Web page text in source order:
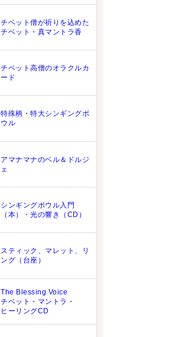
チベット僧が祈りを込めた
チベット・真マントラ香
チベット高僧のオラクルカ
ード
特殊柄・特大シンギングボ
ウル
アマナマナのベル＆ドルジ
ェ
シンギングボウル入門
（本）・光の響き（CD）
スティック、マレット、リ
ング（台座）
The Blessing Voice
チベット・マントラ・
ヒーリングCD